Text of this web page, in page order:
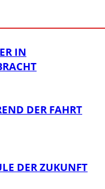
IN
DER FAHRT
DER ZUKUNFT